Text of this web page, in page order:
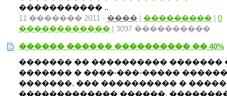
����������� ..
11 ������� 2011 - ���� | ��������� | 0
������������ | 3097 ����������
������ ������ ���������� �� 40%
������� �� ���������� �������
������� � ����-���-����� ������
�������. ��� ���������� �
������������� ������,